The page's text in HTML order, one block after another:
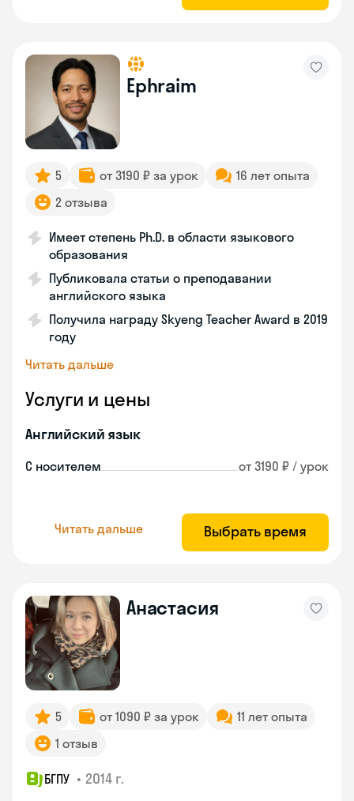
Ephraim
5 от 3190 ₽ за урок
16 лет опыта
2 отзыва
Имеет степень Ph.D. в области языкового
образования
Публиковала статьи о преподавании
английского языка
Получила награду Skyeng Teacher Award в 2019
году
Читать дальше
Услуги и цены
Английский язык
С носителем от 3190 ₽ / урок
Читать дальше Выбрать время
Анастасия
5 от 1090 ₽ за урок
11 лет опыта
1 отзыв
БГПУ • 2014 г.